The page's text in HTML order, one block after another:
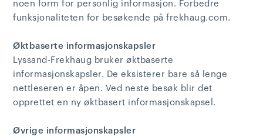
noen form for personlig informasjon. Forbedre
funksjonaliteten for besøkende på frekhaug.com.
Øktbaserte informasjonskapsler
Lyssand-Frekhaug bruker øktbaserte
informasjonskapsler. De eksisterer bare så lenge
nettleseren er åpen. Ved neste besøk blir det
opprettet en ny øktbasert informasjonskapsel.
Øvrige informasjonskapsler